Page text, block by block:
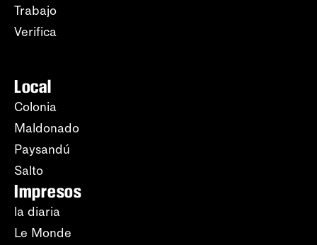
Trabajo
Verifica
Local
Colonia
Maldonado
Paysandú
Salto
Impresos
la diaria
Le Monde